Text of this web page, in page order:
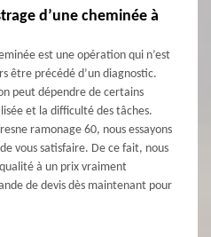
d’une cheminée à
est une opération qui n’est
être précédé d’un diagnostic.
peut dépendre de certains
et la difficulté des tâches.
ramonage 60, nous essayons
vous satisfaire. De ce fait, nous
à un prix vraiment
de devis dès maintenant pour